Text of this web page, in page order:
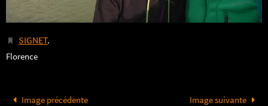
SIGNET.
Florence
Image précédente Image suivante